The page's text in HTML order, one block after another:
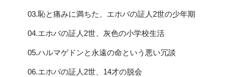
03.恥と痛みに満ちた、エホバの証人2世の少年期
04.エホバの証人2世、灰色の小学校生活
05.ハルマゲドンと永遠の命という悪い冗談
06.エホバの証人2世、14才の脱会